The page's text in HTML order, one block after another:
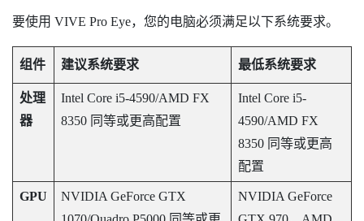
要使用 VIVE Pro Eye，您的电脑必须满足以下系统要求。
组件 建议系统要求 最低系统要求
处理
器
Intel Core i5-4590/AMD FX
8350 同等或更高配置
Intel Core i5-
4590/AMD FX
8350 同等或更高
配置
GPU NVIDIA GeForce GTX
NVIDIA GeForce